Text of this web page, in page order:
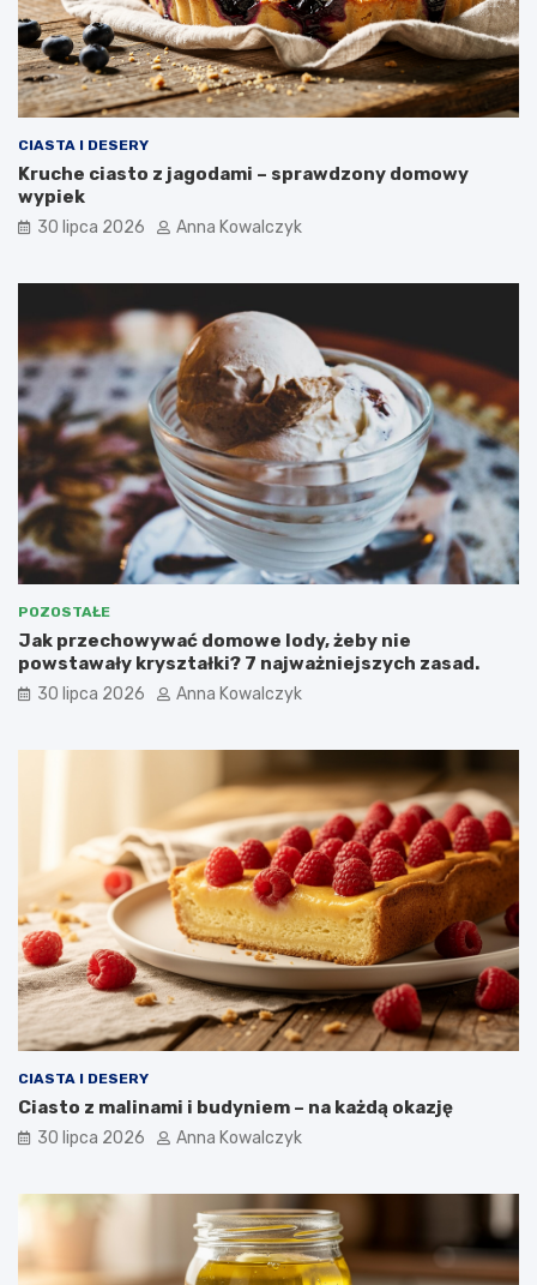
CIASTA I DESERY
Kruche ciasto z jagodami – sprawdzony domowy
wypiek
30 lipca 2026 Anna Kowalczyk
POZOSTAŁE
Jak przechowywać domowe lody, żeby nie
powstawały kryształki? 7 najważniejszych zasad.
30 lipca 2026 Anna Kowalczyk
CIASTA I DESERY
Ciasto z malinami i budyniem – na każdą okazję
30 lipca 2026 Anna Kowalczyk